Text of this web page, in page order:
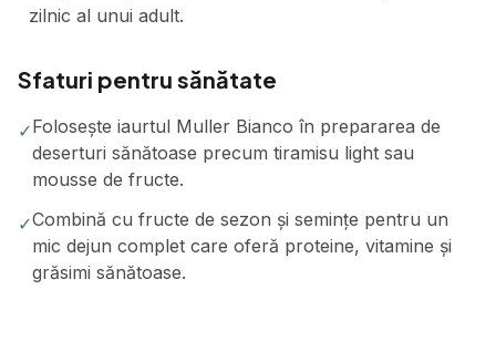
zilnic al unui adult.
Sfaturi pentru sănătate
✓Folosește iaurtul Muller Bianco în prepararea de
deserturi sănătoase precum tiramisu light sau
mousse de fructe.
✓Combină cu fructe de sezon și semințe pentru un
mic dejun complet care oferă proteine, vitamine și
grăsimi sănătoase.